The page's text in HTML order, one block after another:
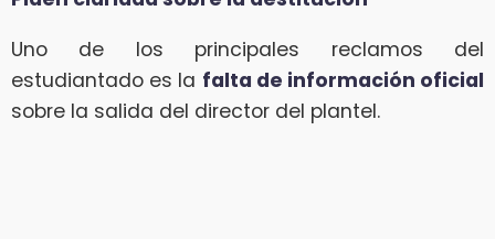
Uno de los principales reclamos del
estudiantado es la falta de información oficial
sobre la salida del director del plantel.